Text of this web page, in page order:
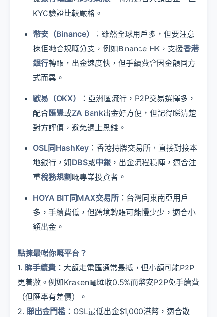
KYC驗證比較嚴格。
幣安（Binance）
：雖然全球用戶多，但要注意
揀佢哋合規嘅分支，例如Binance HK，支援香港
銀行轉賬，出金速度快，但手續費會因金額同方
式而異。
歐易（OKX）
：亞洲區流行，P2P交易選擇多，
配合匯豐或ZA Bank出金好方便，但記得睇清楚
對方評價，避免遇上黑錢。
OSL同HashKey ：香港持牌交易所，直接對接本
地銀行，如DBS或中銀 ，出金流程穩陣，適合注
重稅務規劃 嘅專業投資者。
HOYA BIT同MAX交易所 ：台灣同東南亞用戶
多，手續費低，但跨境轉賬可能慢少少，適合小
額出金。
點揀最啱你嘅平台？
1. 睇手續費 ：大額走電匯通常最抵，但小額可能P2P
更着數。例如Kraken電匯收0.5%而幣安P2P免手續費
（但匯率有差價）。
2. 睇出金門檻 ：OSL最低出金$1,000港幣，適合散